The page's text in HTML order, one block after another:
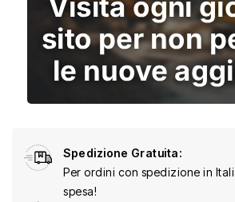
Spedizione Gratuita:
Per ordini con spedizione in
spesa!